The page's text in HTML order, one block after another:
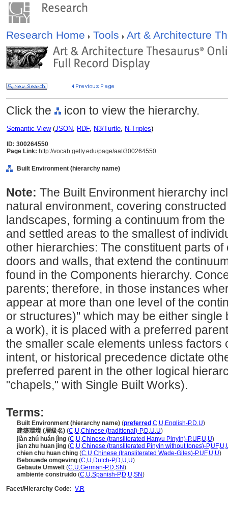
Research Home Tools Art & Architecture
Click the icon to view the hierarchy.
Semantic View(JSON, RDF, N3/Turtle, N-Triples)
ID: 300264550
Page Link: http://vocab.getty.edu/page/aat/300264550
Built Environment (hierarchy name)
Note: The Built Environment hierarchy
natural environment, covering
landscapes, forming a continuum from
and settled areas to the smallest of
other hierarchies: The constituent parts
doors and walls, that extend the
found in the Components hierarchy.
parents; therefore, in those instances
appear at more than one level of the
or structures)" which may be either
a work), it is placed with a preferred
the smaller scale elements unless factors
intent, or historical precedence dictate
preferred parent in the other logical
"chapels," with Single Built Works).
Terms:
Built Environment (hierarchy name) (preferred ,C,U,English-P,D,U)
建築環境 (層級名) (C,U,Chinese (traditional)-P,D,U,U)
jiàn zhú huán jìng (C,U,Chinese (transliterated Hanyu Pinyin)-P,UF,U,U)
jian zhu huan jing (C,U,Chinese (transliterated Pinyin without tones)-P,UF,U,
chien chu huan ching (C,U,Chinese (transliterated Wade-Giles)-P,UF,U,U)
Bebouwde omgeving (C,U,Dutch-P,D,U,U)
Gebaute Umwelt (C,U,German-P,D,SN)
ambiente construido (C,U,Spanish-P,D,U,SN)
Facet/Hierarchy Code: V.R